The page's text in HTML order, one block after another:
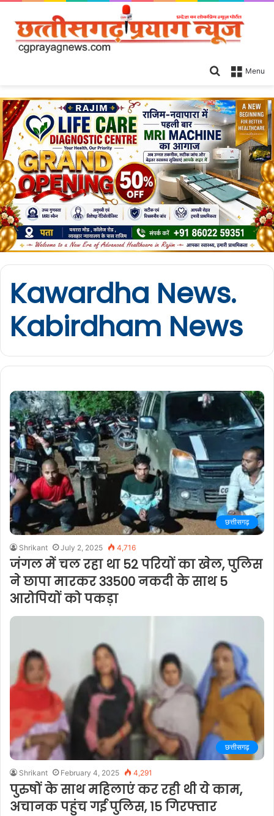
Menu
Search
Kawardha News.
Kabirdham News
छत्तीसगढ़
Shrikant July 2, 2025 4,716
जंगल में चल रहा था 52 परियों का खेल, पुलिस
ने छापा मारकर 33500 नकदी के साथ 5
आरोपियों को पकड़ा
छत्तीसगढ़
Shrikant February 4, 2025 4,291
पुरुषों के साथ महिलाएं कर रही थी ये काम,
अचानक पहुंच गई पुलिस, 15 गिरफ्तार